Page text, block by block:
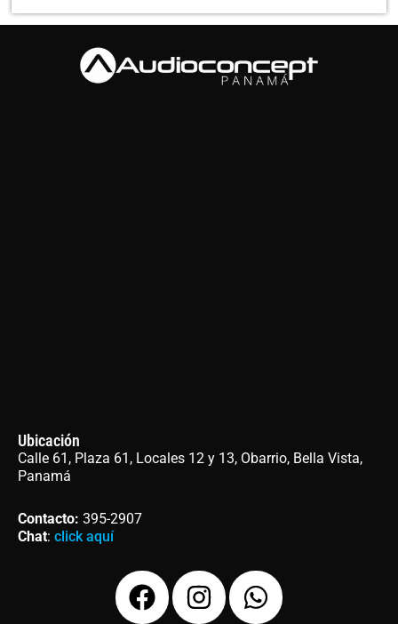
Ubicación
Calle 61, Plaza 61, Locales 12 y 13, Obarrio, Bella Vista,
Panamá
Contacto: 395-2907
Chat: click aquí
F
a
I
n
W
h